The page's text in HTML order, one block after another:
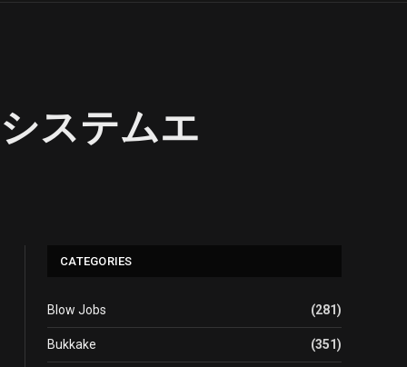
ステムエ
CATEGORIES
Blow Jobs (281)
Bukkake (351)